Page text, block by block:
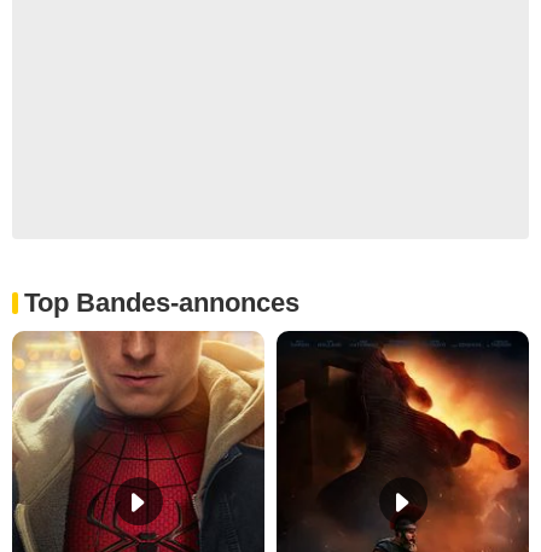
Top Bandes-annonces